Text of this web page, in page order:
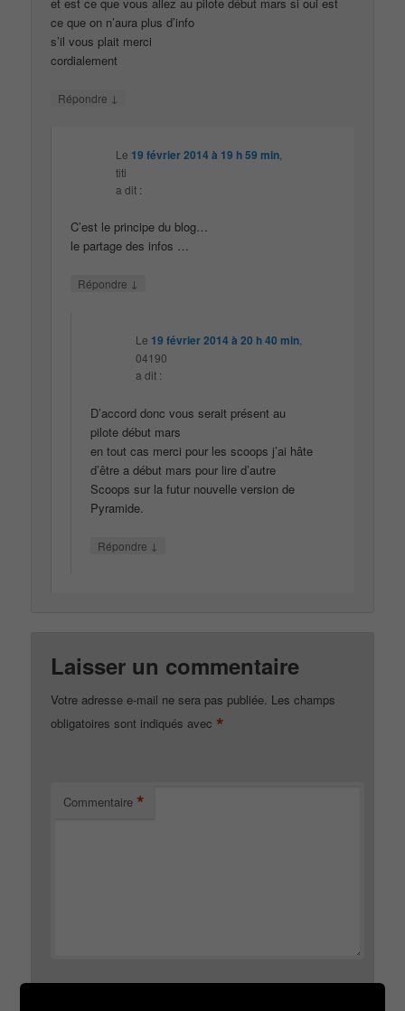
ce que on n’aura plus d’info
s’il vous plait merci
cordialement
Répondre ↓
Le 19 février 2014 à 19 h 59 min
titi
a dit :
C’est le principe du blog…
le partage des infos …
Répondre ↓
Le 19 février 2014 à 20 h 40 min,
04190
a dit :
D’accord donc vous serait présent au
pilote début mars
en tout cas merci pour les scoops j’ai hâte
d’être a début mars pour lire d’autre
Scoops sur la futur nouvelle version de
Pyramide.
Répondre ↓
Laisser un commentaire
Votre adresse e-mail ne sera pas publiée. Les champs
obligatoires sont indiqués avec *
Commentaire *